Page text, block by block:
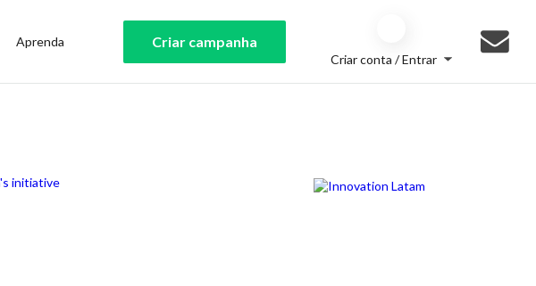
Aprenda Criar campanha
Criar conta / Entrar